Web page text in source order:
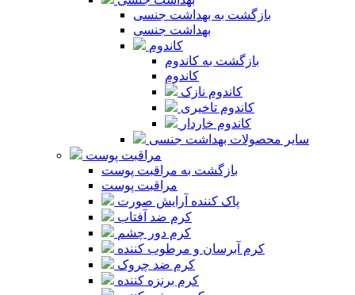
بازگشت به بهداشت جنسی
بهداشت جنسی
کاندوم
بازگشت به کاندوم
کاندوم
کاندوم نازک
کاندوم تاخیری
کاندوم خاردار
سایر محصولات بهداشت جنسی
مراقبت پوست
بازگشت به مراقبت پوست
مراقبت پوست
پاک کننده آرایش صورت
کرم ضد آفتاب
کرم دور چشم
کرم آبرسان و مرطوب کننده
کرم ضد چروک
کرم برنزه کننده